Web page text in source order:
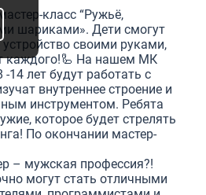
класс “Ружьё,
шариками». Дети смогут
своими руками,
каждого!🦾 На нашем МК
лет будут работать с
внутреннее строение и
инструментом. Ребята
которое будет стрелять
По окончании мастер-
– мужская профессия?! ⠀
могут стать отличными